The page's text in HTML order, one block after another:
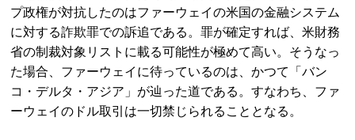
プ政権が対抗したのはファーウェイの米国の金融システム
に対する詐欺罪での訴追である。罪が確定すれば、米財務
省の制裁対象リストに載る可能性が極めて高い。そうなっ
た場合、ファーウェイに待っているのは、かつて「バン
コ・デルタ・アジア」が辿った道である。すなわち、ファ
ーウェイのドル取引は一切禁じられることとなる。